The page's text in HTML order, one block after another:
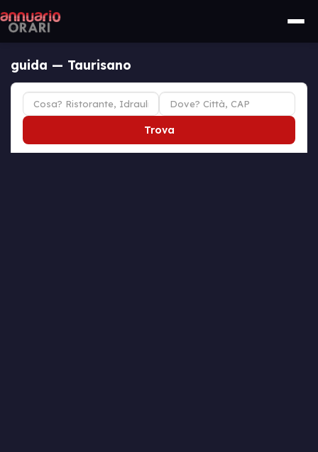
guida — Taurisano
Trova